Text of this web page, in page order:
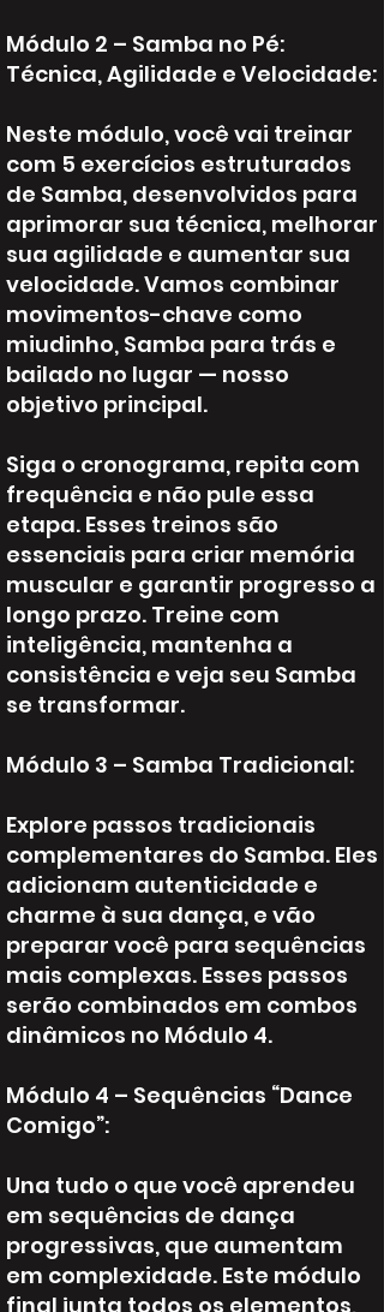
Módulo 2 – Samba no Pé:
Técnica, Agilidade e Velocidade:
Neste módulo, você vai treinar
com 5 exercícios estruturados
de Samba, desenvolvidos para
aprimorar sua técnica, melhorar
sua agilidade e aumentar sua
velocidade. Vamos combinar
movimentos-chave como
miudinho, Samba para trás e
bailado no lugar — nosso
objetivo principal.
Siga o cronograma, repita com
frequência e não pule essa
etapa. Esses treinos são
essenciais para criar memória
muscular e garantir progresso a
longo prazo. Treine com
inteligência, mantenha a
consistência e veja seu Samba
se transformar.
Módulo 3 – Samba Tradicional:
Explore passos tradicionais
complementares do Samba. Eles
adicionam autenticidade e
charme à sua dança, e vão
preparar você para sequências
mais complexas. Esses passos
serão combinados em combos
dinâmicos no Módulo 4.
Módulo 4 – Sequências “Dance
Comigo”:
Una tudo o que você aprendeu
em sequências de dança
progressivas, que aumentam
em complexidade. Este módulo
final junta todos os elementos,